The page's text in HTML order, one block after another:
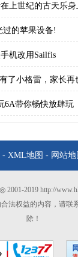
上世纪的古天乐身
过的苹果设备!
机改用Sailfis
了小格雷，家长再
6A带你畅快放肆玩
- XML地图 - 网站地
2019 http://
法权益的内容，请联
除！